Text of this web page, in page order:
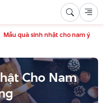
Mẫu quà sinh nhật cho nam ý
Cho Nam